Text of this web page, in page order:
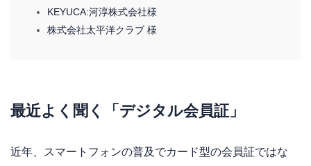
KEYUCA:河淳株式会社様
株式会社太平洋クラブ 様
最近よく聞く「デジタル会員証」
近年、スマートフォンの普及でカード型の会員証ではな